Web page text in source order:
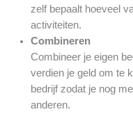
zelf bepaalt hoeveel
activiteiten.
Combineren
Combineer je eigen
verdien je geld om te
bedrijf zodat je nog
anderen.